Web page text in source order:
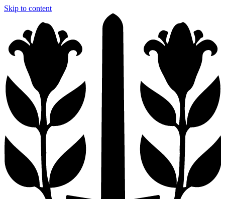
Skip to content